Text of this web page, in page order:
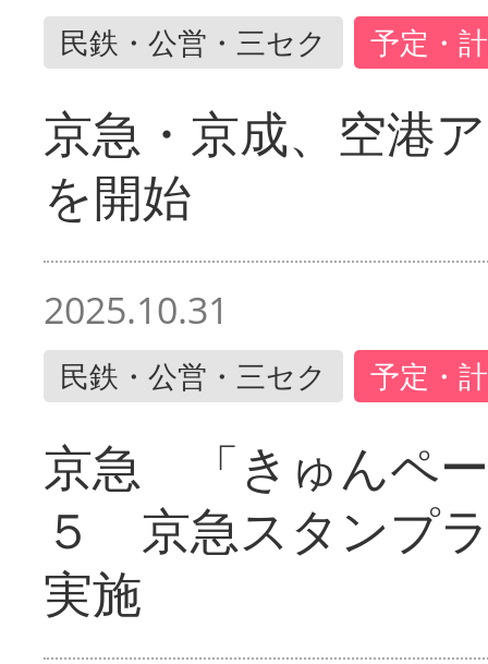
民鉄・公営・三セク 予定・
京急・京成、空港
を開始
2025.10.31
民鉄・公営・三セク 予定・
京急 「きゅんペ
５ 京急スタンプ
実施